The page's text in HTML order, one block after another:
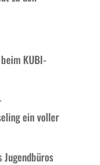
KUBI-
ein voller